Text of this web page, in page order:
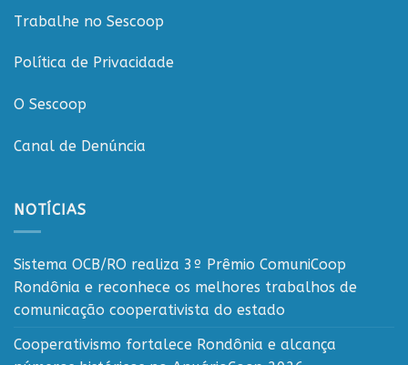
Trabalhe no Sescoop
Política de Privacidade
O Sescoop
Canal de Denúncia
NOTÍCIAS
Sistema OCB/RO realiza 3º Prêmio ComuniCoop
Rondônia e reconhece os melhores trabalhos de
comunicação cooperativista do estado
Cooperativismo fortalece Rondônia e alcança